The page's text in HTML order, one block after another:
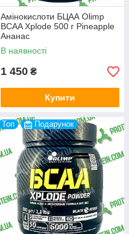
Амінокислоти БЦАА Olimp
BCAA Xplode 500 г Pineapple
Ананас
В наявності
1 450 ₴
Купити
Топ Подарунок